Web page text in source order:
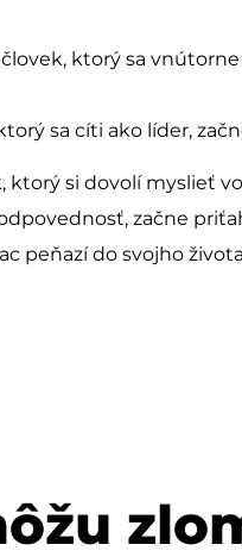
ktorý sa
sa cíti ako líder,
ktorý si dovolí myslieť
začne
peňazí do svojho